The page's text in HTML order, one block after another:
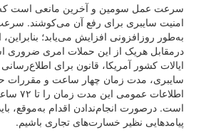
سرعت عمل سومین و آخرین مانعی است
امنیت سایبری برای رفع آن می‌کوشند.
به‌طور روزافزونی افزایش می‌یابد؛
درمقابل هریک از این حملات امری ضروری
ایالات کشور آمریکا، قانون برای
سایبری، مدت زمان چهار ساعت و مقررات
اطلاعات
است. درصورت انجام‌ندادن اقدام به‌موقع،
پیامدهایی نظیر خسارت‌های تجاری باشیم.